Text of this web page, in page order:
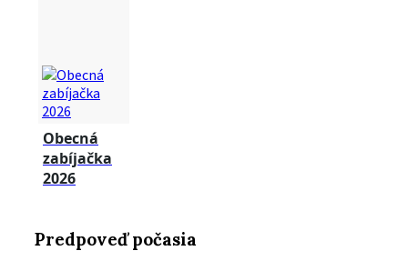
Obecná
zabíjačka
2026
Predpoveď počasia